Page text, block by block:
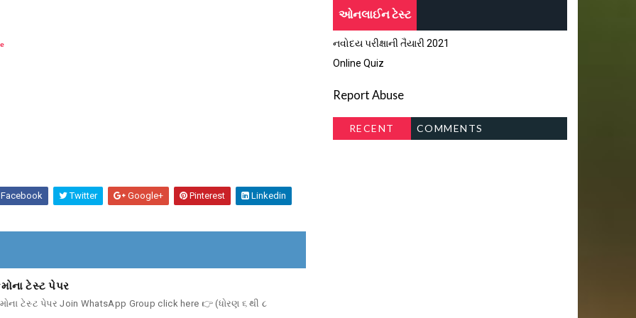
Twitter Google+ Pinterest Linkedin
ટેસ્ટ પેપર
ટેસ્ટ પેપર Join WhatsApp Group click here 👉 (ધોરણ ૬ થી ૮
ઓનલાઈન ટેસ્ટ
નવોદય પરીક્ષાની તૈયારી 2021
Online Quiz
Report Abuse
RECENT COMMENTS